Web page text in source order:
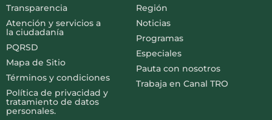
Transparencia
Atención y servicios a
la ciudadanía
PQRSD
Mapa de Sitio
Términos y condiciones
Política de privacidad y
tratamiento de datos
personales.
Región
Noticias
Programas
Especiales
Pauta con nosotros
Trabaja en Canal TRO